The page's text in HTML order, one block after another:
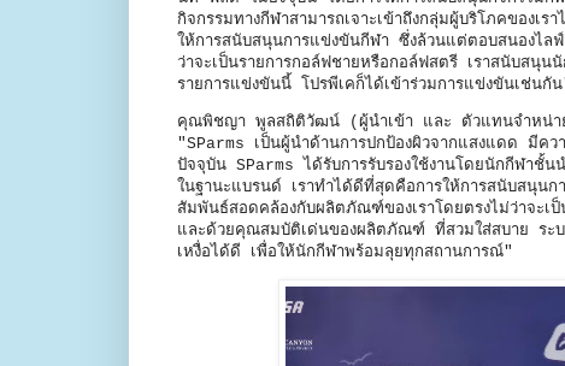
กิจกรรมทางกีฬาสามารถเจาะเข้าถึงกลุ่มผู้บริโภคของเ
ให้การสนับสนุนการแข่งขันกีฬา ซึ่งล้วนแต่ตอบสนองไล
ว่าจะเป็นรายการกอล์ฟชายหรือกอล์ฟสตรี เราสนับส
รายการแข่งขันนี้ โปรพีเคก็ได้เข้าร่วมการแข่งขันเช่นกั
คุณพิชญา พูลสถิติวัฒน์ (ผู้นําเข้า และ ตัวแทนจําหน่าย
"SParms เป็นผู้นำด้านการปกป้องผิวจากแสงแดด มีค
ปัจจุบัน SParms ได้รับการรับรองใช้งานโดยนักกีฬา
ในฐานะแบรนด์ เราทำได้ดีที่สุดคือการให้การสนับสนุน
สัมพันธ์สอดคล้องกับผลิตภัณฑ์ของเราโดยตรงไม่ว่าจะ
และด้วยคุณสมบัติเด่นของผลิตภัณฑ์ ที่สวมใส่สบาย ระ
เหงื่อได้ดี เพื่อให้นักกีฬาพร้อมลุยทุกสถานการณ์"